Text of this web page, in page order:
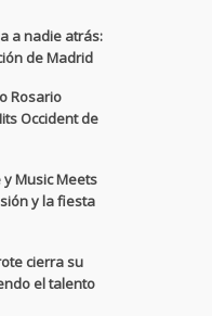
a nadie atrás:
de Madrid
Rosario
Occident de
Music Meets
y la fiesta
cierra su
el talento